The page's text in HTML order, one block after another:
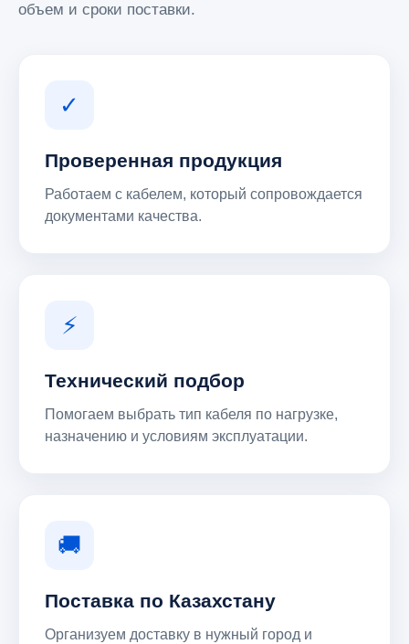
объем и сроки поставки.
✓
Проверенная продукция
Работаем с кабелем, который сопровождается
документами качества.
⚡
Технический подбор
Помогаем выбрать тип кабеля по нагрузке,
назначению и условиям эксплуатации.
🚚
Поставка по Казахстану
Организуем доставку в нужный город и